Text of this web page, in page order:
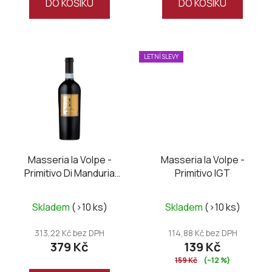
DO KOŠÍKU DO KOŠÍKU
Masseria la Volpe -
Primitivo Di Manduria
hodnocení
produktu
je
Skladem (>10 ks)
313,22 Kč bez DPH
379 Kč
LETNÍ SLEVY
Masseria la Volpe -
Primitivo IGT
Skladem (>10 ks)
114,88 Kč bez DPH
139 Kč
159 Kč (–12 %)